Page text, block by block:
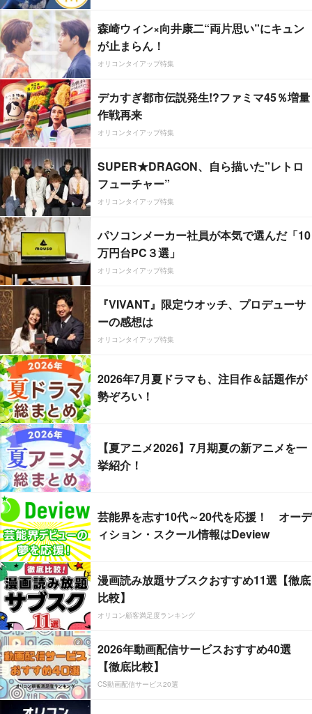
森崎ウィン×向井康二“両片思い”にキュン
が止まらん！
オリコンタイアップ特集
デカすぎ都市伝説発生!?ファミマ45％増量
作戦再来
オリコンタイアップ特集
SUPER★DRAGON、自ら描いた”レトロ
フューチャー”
オリコンタイアップ特集
パソコンメーカー社員が本気で選んだ「10
万円台PC３選」
オリコンタイアップ特集
『VIVANT』限定ウオッチ、プロデューサ
ーの感想は
オリコンタイアップ特集
2026年7月夏ドラマも、注目作＆話題作が
勢ぞろい！
【夏アニメ2026】7月期夏の新アニメを一
挙紹介！
芸能界を志す10代～20代を応援！ オーデ
ィション・スクール情報はDeview
漫画読み放題サブスクおすすめ11選【徹底
比較】
オリコン顧客満足度ランキング
2026年動画配信サービスおすすめ40選
【徹底比較】
CS動画配信サービス20選